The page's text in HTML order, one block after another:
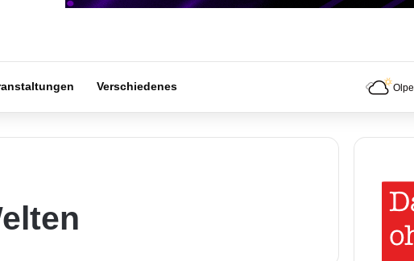
Verschiedenes Olpe